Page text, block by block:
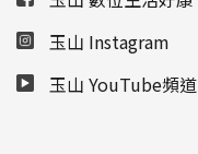
玉山 Instagram
玉山 YouTube頻道